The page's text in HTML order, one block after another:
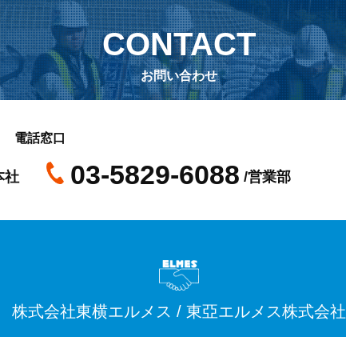
CONTACT
お問い合わせ
電話窓口
社 03-5829-6088 /営業部
株式会社東横エルメス / 東亞エルメス株式会社